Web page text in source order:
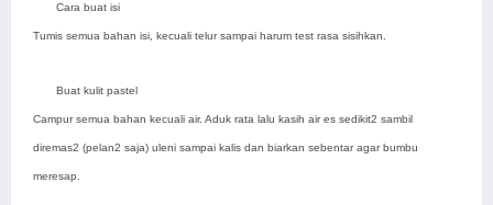
Cara buat isi
Tumis semua bahan isi, kecuali telur sampai harum test rasa sisihkan.
Buat kulit pastel
Campur semua bahan kecuali air. Aduk rata lalu kasih air es sedikit2 sambil
diremas2 (pelan2 saja) uleni sampai kalis dan biarkan sebentar agar bumbu
meresap.